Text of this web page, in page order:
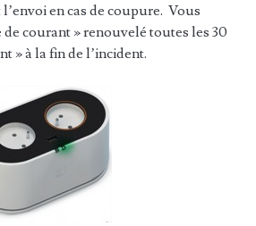
en cas de coupure. Vous
courant » renouvelé toutes les 30
» à la fin de l’incident.